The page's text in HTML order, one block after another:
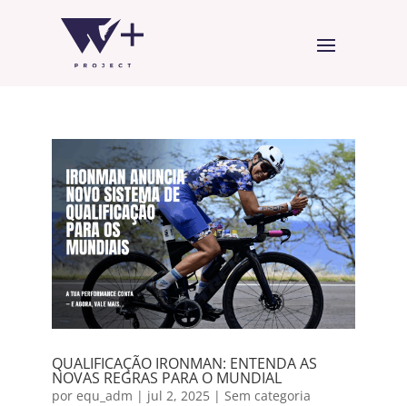
QUALIFICAÇÃO IRONMAN: ENTENDA AS
NOVAS REGRAS PARA O MUNDIAL
por equ_adm | jul 2, 2025| Sem categoria